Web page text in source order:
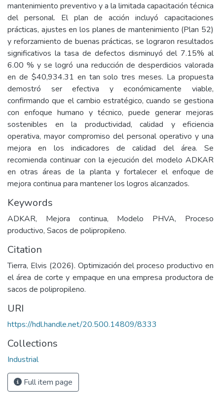
mantenimiento preventivo y a la limitada capacitación técnica
del personal. El plan de acción incluyó capacitaciones
prácticas, ajustes en los planes de mantenimiento (Plan 52)
y reforzamiento de buenas prácticas, se lograron resultados
significativos la tasa de defectos disminuyó del 7.15% al
6.00 % y se logró una reducción de desperdicios valorada
en de $40,934.31 en tan solo tres meses. La propuesta
demostró ser efectiva y económicamente viable,
confirmando que el cambio estratégico, cuando se gestiona
con enfoque humano y técnico, puede generar mejoras
sostenibles en la productividad, calidad y eficiencia
operativa, mayor compromiso del personal operativo y una
mejora en los indicadores de calidad del área. Se
recomienda continuar con la ejecución del modelo ADKAR
en otras áreas de la planta y fortalecer el enfoque de
mejora continua para mantener los logros alcanzados.
Keywords
ADKAR, Mejora continua, Modelo PHVA, Proceso
productivo, Sacos de polipropileno.
Citation
Tierra, Elvis (2026). Optimización del proceso productivo en
el área de corte y empaque en una empresa productora de
sacos de polipropileno.
URI
https://hdl.handle.net/20.500.14809/8333
Collections
Industrial
Full item page